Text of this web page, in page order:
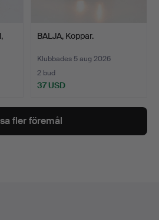
BALJA, Koppar.
Klubbades 5 aug 2026
2 bud
37 USD
fler föremål